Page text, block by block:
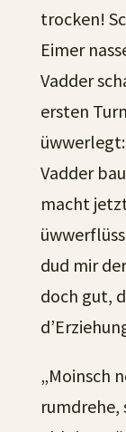
trocken!
Eimer
Vadder
ersten
Vadder
macht
dud mir
doch gut,
„Moinsch
rumdrehe,